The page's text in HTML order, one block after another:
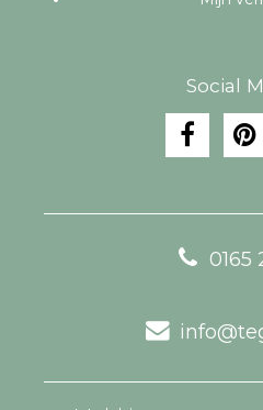
Social
0165